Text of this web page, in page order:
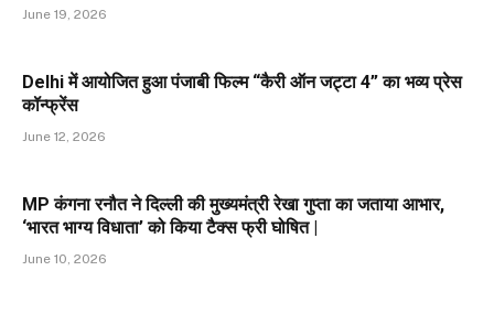
June 19, 2026
Delhi में आयोजित हुआ पंजाबी फिल्म “कैरी ऑन जट्टा 4” का भव्य प्रेस
कॉन्फ्रेंस
June 12, 2026
MP कंगना रनौत ने दिल्ली की मुख्यमंत्री रेखा गुप्ता का जताया आभार,
‘भारत भाग्य विधाता’ को किया टैक्स फ्री घोषित |
June 10, 2026